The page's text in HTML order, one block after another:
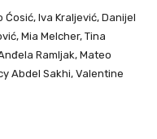
Iva Kraljević, Danijel
Mia Melcher, Tina
Ramljak, Mateo
Abdel Sakhi, Valentine